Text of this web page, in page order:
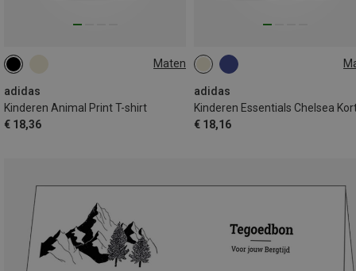
Maten
adidas
Kinderen Animal Print T-shirt
€ 18,36
116
164
adidas
€ 18,16
128
170